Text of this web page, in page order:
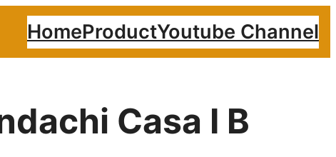
HomeProductYoutube Channel
Casa I B